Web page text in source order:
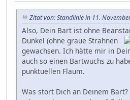
Zitat von: Standlinie in 11.
Also, Dein Bart ist ohne
Dunkel (ohne graue Strähnen
gewachsen. Ich hätte mir in
auch so einen Bartwuchs zu
punktuellen Flaum.
Was stört Dich an Deinem